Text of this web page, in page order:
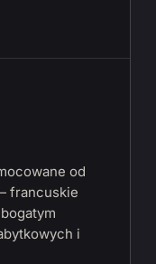
od
francuskie
i